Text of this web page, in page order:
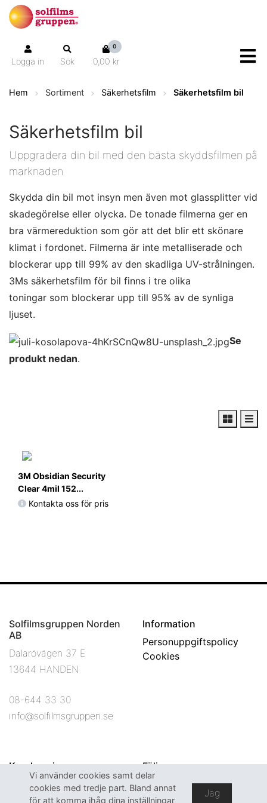
Vi använder cookies samt delar
cookies med tredje part. Bland annat
för att komma ihåg dina inställningar
Jag
Logga in Sök
0
0,00 kr
Hem Sortiment Säkerhetsfilm Säkerhetsfilm bil
Säkerhetsfilm bil
Uppgradera din bil med den bästa skyddsfilmen på
marknaden
Skydda din bil mot insyn men även mot glassplitter vid
skadegörelse eller olycka. De tonade filmerna ger en
bra värmereduktion som gör att det blir ett skönare
klimat i fordonet. Filmerna är inte metalliserade och
blockerar upp till 99% av den skadliga UV-strålningen.
3Ms säkerhetsfilm för bil finns i tre olika
toningar som blockerar upp till 95% av de synliga
ljuset.
Se
produkt nedan.
3M Obsidian Security
Clear 4mil 152...
Kontakta oss för pris
Solfilmsgruppen Norden
AB
Dalarövägen 37 E
13644 HANDEN
08-644 33 30
info@solfilmsgruppen.se
Information
Personuppgiftspolicy
Cookies
Kundservice
Vanliga frågor & svar
Webshop
Följ oss
Facebook
Instagram